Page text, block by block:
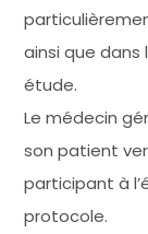
ainsi que
étude.
Le médecin
son patient
participant à
protocole.